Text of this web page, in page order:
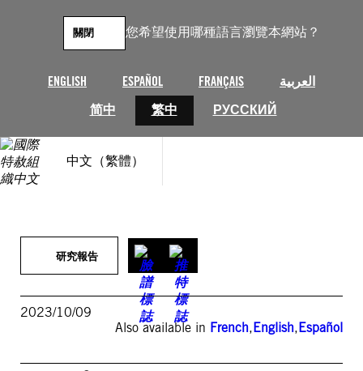
您希望使用哪種語言瀏覽本網站？
ENGLISH ESPAÑOL FRANÇAIS
العربية
简中
繁中 РУССКИЙ
關閉
中文（繁體）
研究報告
2023/10/09
Also available in French,English,Español